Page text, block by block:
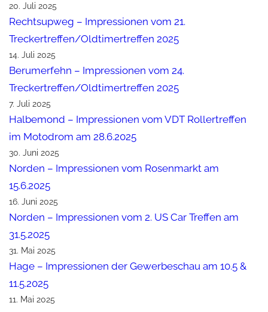
20. Juli 2025
Rechtsupweg – Impressionen vom 21.
Treckertreffen/Oldtimertreffen 2025
14. Juli 2025
Berumerfehn – Impressionen vom 24.
Treckertreffen/Oldtimertreffen 2025
7. Juli 2025
Halbemond – Impressionen vom VDT Rollertreffen
im Motodrom am 28.6.2025
30. Juni 2025
Norden – Impressionen vom Rosenmarkt am
15.6.2025
16. Juni 2025
Norden – Impressionen vom 2. US Car Treffen am
31.5.2025
31. Mai 2025
Hage – Impressionen der Gewerbeschau am 10.5 &
11.5.2025
11. Mai 2025